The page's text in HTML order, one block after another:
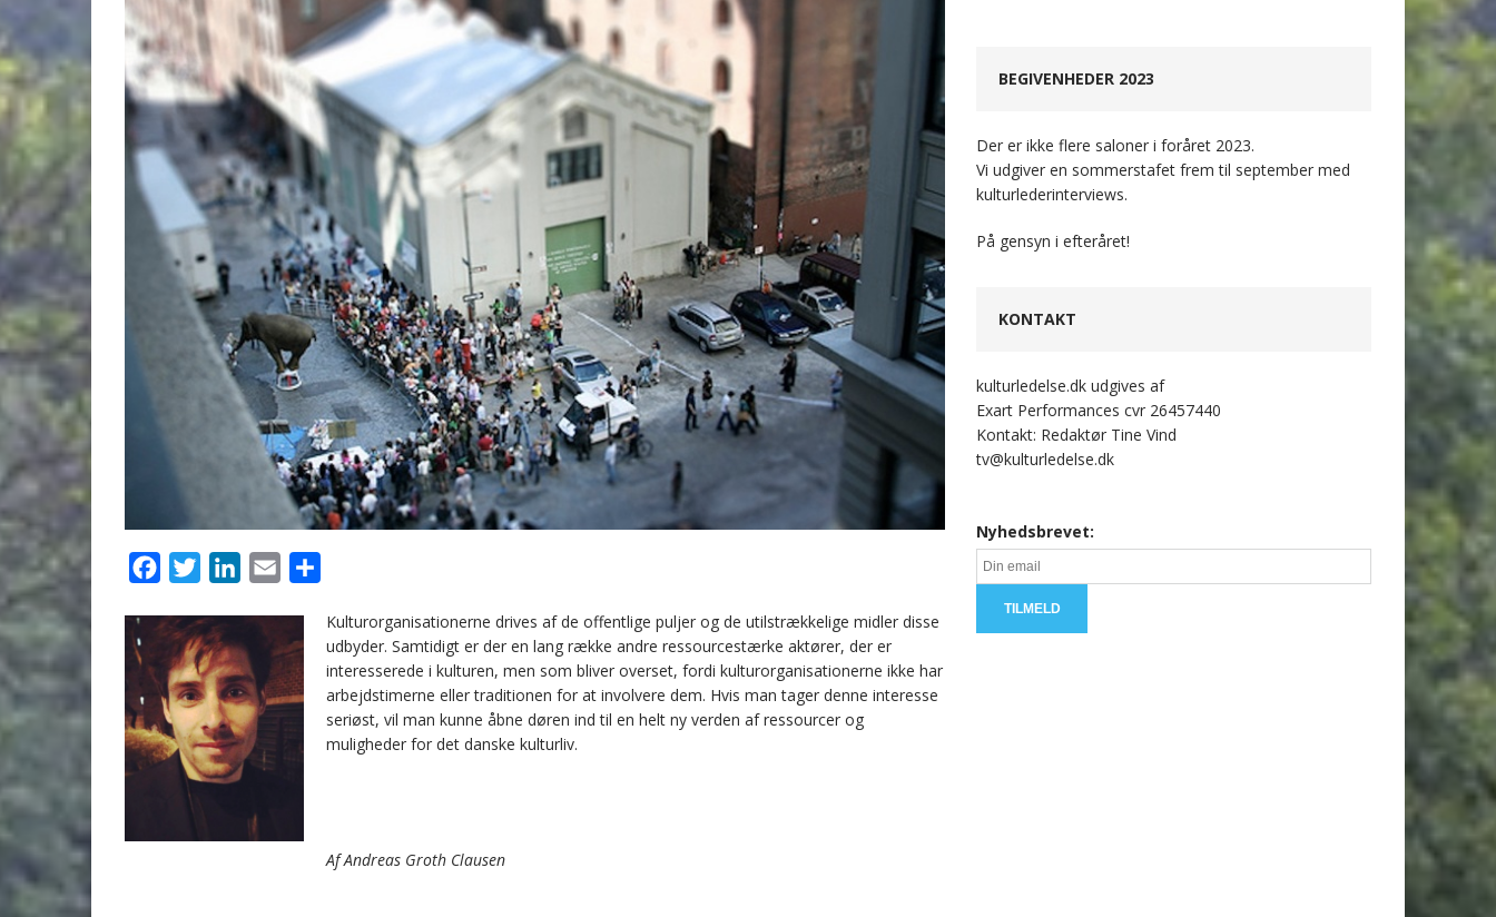
c
e
b
o
o
i
t
t
e
r
k
e
d
I
n
i
l
Kulturorganisationerne drives af de offentlige puljer og de utilstrækkelige midler disse
udbyder. Samtidigt er der en lang række andre ressourcestærke aktører, der er
interesserede i kulturen, men som bliver overset, fordi kulturorganisationerne ikke har
arbejdstimerne eller traditionen for at involvere dem. Hvis man tager denne interesse
seriøst, vil man kunne åbne døren ind til en helt ny verden af ressourcer og
muligheder for det danske kulturliv.
Af Andreas Groth Clausen
BEGIVENHEDER 2023
Der er ikke flere saloner i foråret 2023.
Vi udgiver en sommerstafet frem til september med
kulturlederinterviews.
På gensyn i efteråret!
KONTAKT
kulturledelse.dk udgives af
Exart Performances cvr 26457440
Kontakt: Redaktør Tine Vind
tv@kulturledelse.dk
Nyhedsbrevet: